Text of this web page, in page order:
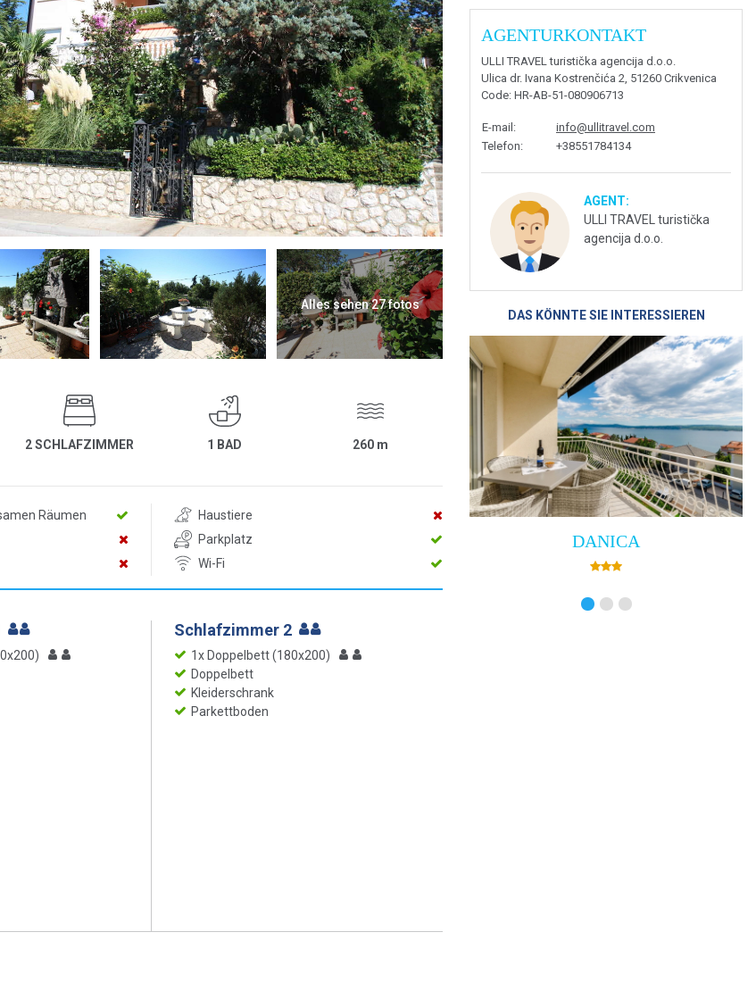
Alles sehen 27 fotos
2 SCHLAFZIMMER 1 BAD 260 m
Räumen
Haustiere
Parkplatz
Wi-Fi
Schlafzimmer 2
1x Doppelbett (180x200)
Doppelbett
Kleiderschrank
Parkettboden
AGENTURKONTAKT
ULLI TRAVEL turistička agencija d.o.o.
Ulica dr. Ivana Kostrenčića 2, 51260 Crikvenica
Code: HR-AB-51-080906713
E-mail :
info@ullitravel.com
Telefon: +38551784134
AGENT:
ULLI TRAVEL turistička
agencija d.o.o.
DAS KÖNNTE SIE INTERESSIEREN
DANICA